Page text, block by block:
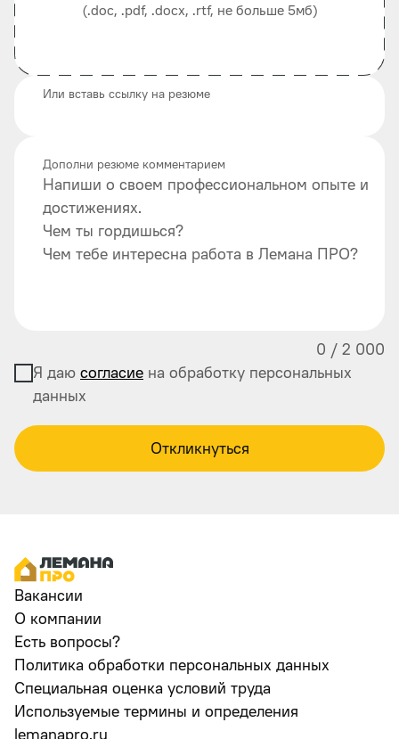
(.doc, .pdf, .docx, .rtf, не больше 5мб)
Или вставь ссылку на резюме
Напиши о своем профессиональном опыте и
достижениях.
Чем ты гордишься?
Чем тебе интересна работа в Лемана ПРО?
Дополни резюме комментарием
0 / 2 000
Я даю согласие на обработку персональных
данных
Откликнуться
Вакансии
О компании
Есть вопросы?
Политика обработки персональных данных
Специальная оценка условий труда
Используемые термины и определения
lemanapro.ru